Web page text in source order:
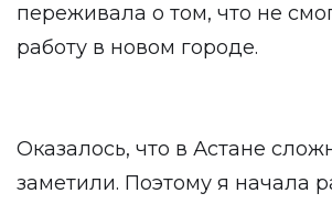
переживала о том, что не
работу в новом городе.
Оказалось, что в Астане
заметили. Поэтому я начала